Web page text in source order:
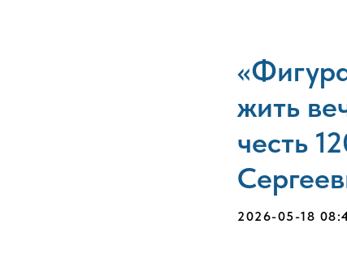
жить
честь
2026-05-18